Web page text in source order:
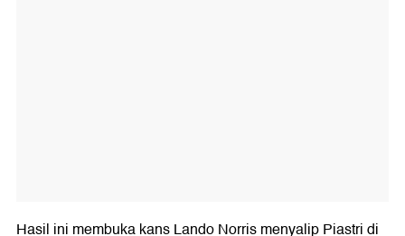
Hasil ini membuka kans Lando Norris menyalip Piastri di